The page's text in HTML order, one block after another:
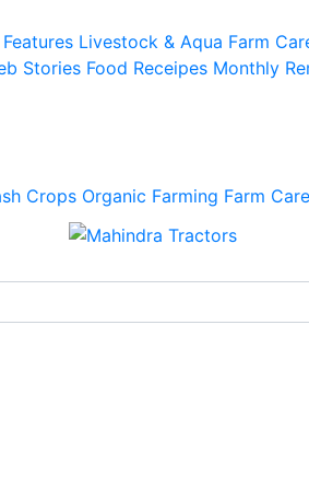
Features Livestock & Aqua Farm
Stories Food Receipes Monthly
Crops Organic Farming Farm